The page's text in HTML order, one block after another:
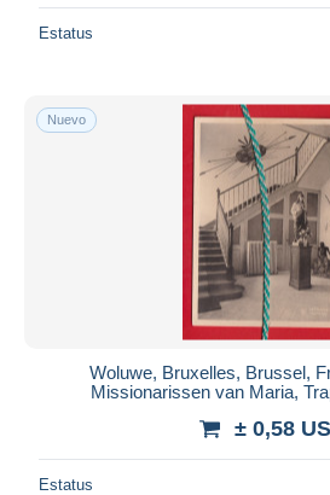
Estatus
Nuevo
Woluwe, Bruxelles, Brussel,
Missionarissen van Maria,
± 0,58
Estatus